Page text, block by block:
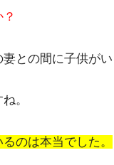
との間に子供がい
。
のは本当でした。